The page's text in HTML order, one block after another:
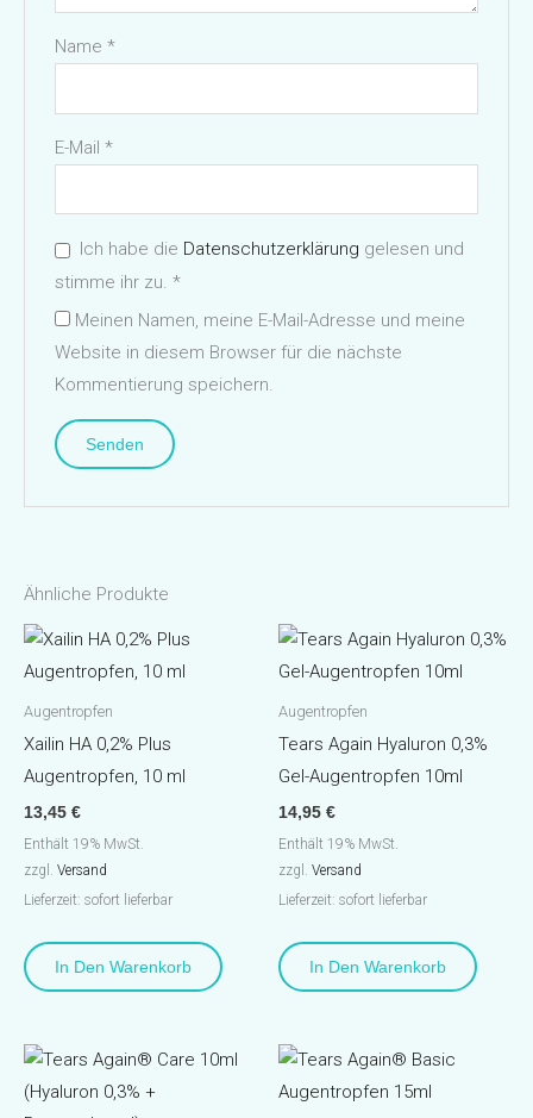
Name*
E-Mail*
Ich habe die Datenschutzerklärung gelesen und
stimme ihr zu. *
Meinen Namen, meine E-Mail-Adresse und meine
Website in diesem Browser für die nächste
Kommentierung speichern.
Ähnliche Produkte
Augentropfen
Xailin HA 0,2% Plus
Augentropfen, 10 ml
13,45 €
Enthält 19% MwSt.
zzgl. Versand
Lieferzeit: sofort lieferbar
In Den Warenkorb
Augentropfen
Tears Again Hyaluron 0,3%
Gel-Augentropfen 10ml
14,95 €
Enthält 19% MwSt.
zzgl. Versand
Lieferzeit: sofort lieferbar
In Den Warenkorb